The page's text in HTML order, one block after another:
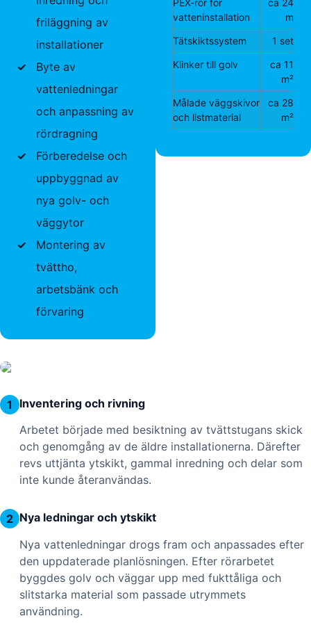
friläggning av
installationer
✓
Byte av
vattenledningar
och anpassning av
rördragning
✓
Förberedelse och
uppbyggnad av
nya golv- och
väggytor
✓
Montering av
tvättho,
arbetsbänk och
förvaring
vatteninstallation
m
Tätskiktssystem
1 set
Klinker till golv
ca 11
m²
Målade väggskivor
och listmaterial
ca 28
m²
1
Inventering och rivning
Arbetet började med besiktning av tvättstugans skick
och genomgång av de äldre installationerna. Därefter
revs uttjänta ytskikt, gammal inredning och delar som
inte kunde återanvändas.
2 Nya ledningar och ytskikt
Nya vattenledningar drogs fram och anpassades efter
den uppdaterade planlösningen. Efter rörarbetet
byggdes golv och väggar upp med fukttåliga och
slitstarka material som passade utrymmets
användning.